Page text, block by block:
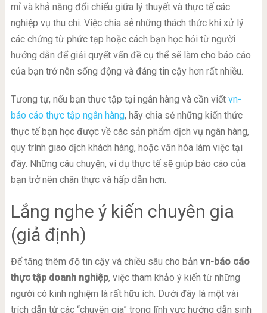
mỉ và khả năng đối chiếu giữa lý thuyết và thực tế các
nghiệp vụ thu chi. Việc chia sẻ những thách thức khi xử lý
các chứng từ phức tạp hoặc cách bạn học hỏi từ người
hướng dẫn để giải quyết vấn đề cụ thể sẽ làm cho báo cáo
của bạn trở nên sống động và đáng tin cậy hơn rất nhiều.
Tương tự, nếu bạn thực tập tại ngân hàng và cần viết vn-
báo cáo thực tập ngân hàng, hãy chia sẻ những kiến thức
thực tế bạn học được về các sản phẩm dịch vụ ngân hàng,
quy trình giao dịch khách hàng, hoặc văn hóa làm việc tại
đây. Những câu chuyện, ví dụ thực tế sẽ giúp báo cáo của
bạn trở nên chân thực và hấp dẫn hơn.
Lắng nghe ý kiến chuyên gia
(giả định)
Để tăng thêm độ tin cậy và chiều sâu cho bản vn-báo cáo
thực tập doanh nghiệp, việc tham khảo ý kiến từ những
người có kinh nghiệm là rất hữu ích. Dưới đây là một vài
trích dẫn từ các “chuyên gia” trong lĩnh vực hướng dẫn sinh